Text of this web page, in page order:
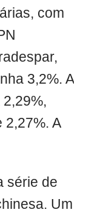
com
3,2%. A
2,27%. A
série de
Um